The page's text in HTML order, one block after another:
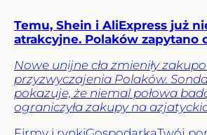
Temu, Shein i AliExpress już
atrakcyjne. Polaków zapytano
Nowe unijne cła zmieniły
przyzwyczajenia Polaków.
pokazuje, że niemal połowa
ograniczyła zakupy na